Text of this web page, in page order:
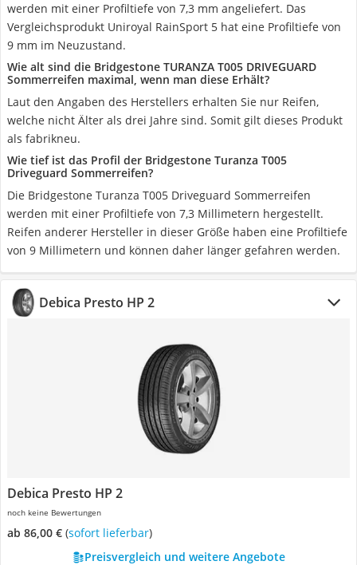
werden mit einer Profiltiefe von 7,3 mm angeliefert. Das
Vergleichsprodukt Uniroyal RainSport 5 hat eine Profiltiefe von
9 mm im Neuzustand.
Wie alt sind die Bridgestone TURANZA T005 DRIVEGUARD
Sommerreifen maximal, wenn man diese Erhält?
Laut den Angaben des Herstellers erhalten Sie nur Reifen,
welche nicht Älter als drei Jahre sind. Somit gilt dieses Produkt
als fabrikneu.
Wie tief ist das Profil der Bridgestone Turanza T005
Driveguard Sommerreifen?
Die Bridgestone Turanza T005 Driveguard Sommerreifen
werden mit einer Profiltiefe von 7,3 Millimetern hergestellt.
Reifen anderer Hersteller in dieser Größe haben eine Profiltiefe
von 9 Millimetern und können daher länger gefahren werden.
Debica Presto HP 2
Debica Presto HP 2
noch keine Bewertungen
ab 86,00 € ( Sofort lieferbar)
Preisvergleich und weitere Angebote